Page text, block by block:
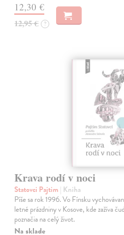
12,30 €
12,95 € ?
Krava rodí v noci
Statovci Pajtim | Kniha
Píše sa rok 1996. Vo Fínsku
letné prázdniny v Kosove, kde zažíva
poznačia na celý život.
Na sklade